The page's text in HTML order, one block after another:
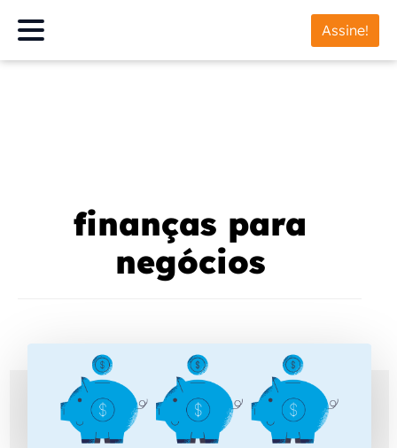
Assine!
finanças para
negócios